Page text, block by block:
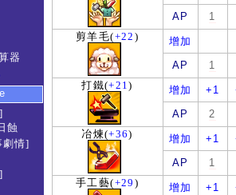
器
蝕
劇情]
AP
1
剪羊毛(+22 )
增加
AP
1
打鐵(+21) 增加 +1
AP
2
冶煉(+36) 增加 +1
AP
1
手工藝(+29 ) 增加 +1